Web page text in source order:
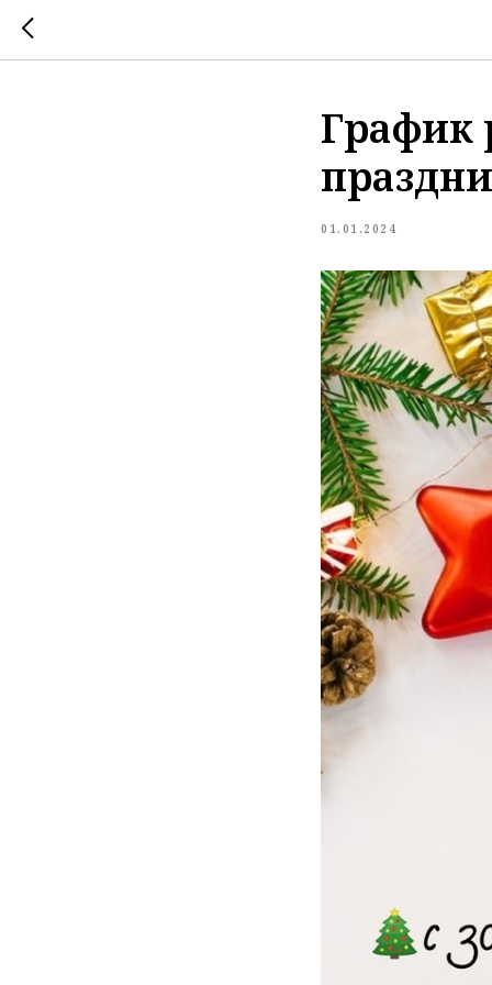
График
01.01.2024